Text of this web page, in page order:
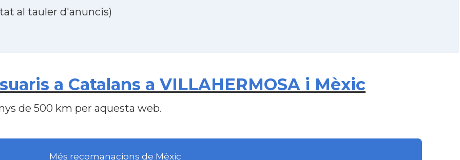
al tauler d'anuncis)
a Catalans a VILLAHERMOSA i Mèxic
de 500 km per aquesta web.
Més recomanacions de Mèxic